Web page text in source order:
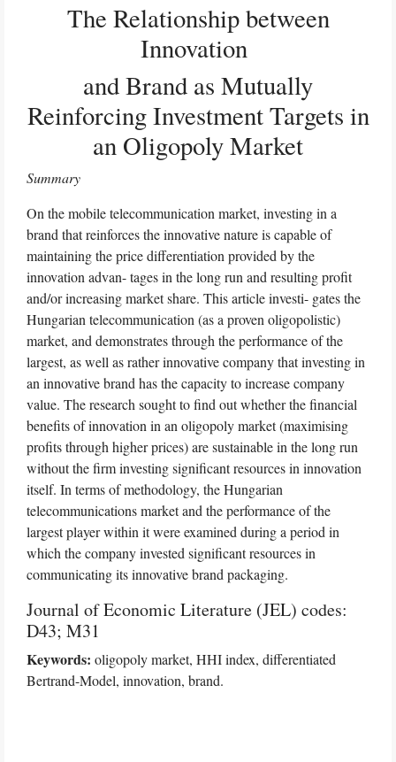
The Relationship between
Innovation
and Brand as Mutually
Reinforcing Investment Targets in
an Oligopoly Market
Summary
On the mobile telecommunication market, investing in a
brand that reinforces the innovative nature is capable of
maintaining the price differentiation provided by the
innovation advan- tages in the long run and resulting profit
and/or increasing market share. This article investi- gates the
Hungarian telecommunication (as a proven oligopolistic)
market, and demonstrates through the performance of the
largest, as well as rather innovative company that investing in
an innovative brand has the capacity to increase company
value. The research sought to find out whether the financial
benefits of innovation in an oligopoly market (maximising
profits through higher prices) are sustainable in the long run
without the firm investing significant resources in innovation
itself. In terms of methodology, the Hungarian
telecommunications market and the performance of the
largest player within it were examined during a period in
which the company invested significant resources in
communicating its innovative brand packaging.
Journal of Economic Literature (JEL) codes:
D43; M31
Keywords: oligopoly market, HHI index, differentiated
Bertrand-Model, innovation, brand.